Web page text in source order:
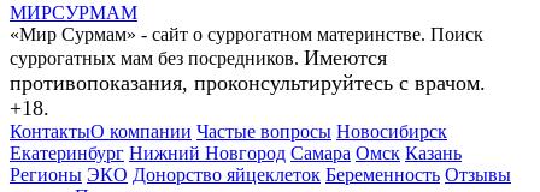
МИРСУРМАМ
«Мир Сурмам» - сайт о суррогатном материнстве. Поиск
суррогатных мам без посредников. Имеются
противопоказания, проконсультируйтесь с врачом.
+18.
КонтактыО компании Частые вопросы Новосибирск
Екатеринбург Нижний Новгород Самара Омск Казань
Регионы ЭКО Донорство яйцеклеток Беременность Отзывы